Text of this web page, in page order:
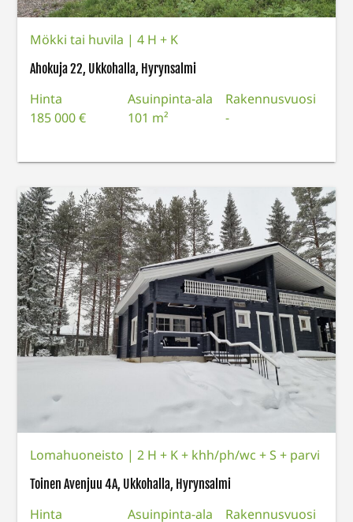
Mökki tai huvila |4 H + K
Ahokuja 22, Ukkohalla, Hyrynsalmi
Hinta
185 000 €
Asuinpinta-ala
101 m²
Rakennusvuosi
-
Lomahuoneisto |2 H + K + khh/ph/wc + S + parvi
Toinen Avenjuu 4A, Ukkohalla, Hyrynsalmi
Hinta
Asuinpinta-ala
Rakennusvuosi